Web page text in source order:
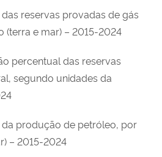
reservas provadas de gás
(terra e mar) – 2015-2024
percentual das reservas
segundo unidades da
produção de petróleo, por
– 2015-2024